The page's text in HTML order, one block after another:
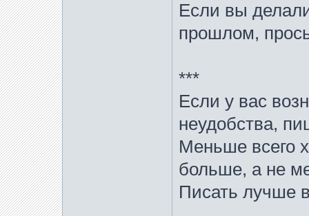
Если вы
прошлом,
***
Если у вас
неудобства,
Меньше всего
больше, а не
Писать лучше